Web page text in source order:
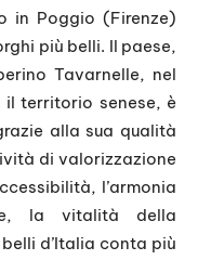
in Poggio (Firenze)
più belli. Il paese,
Tavarnelle, nel
territorio senese, è
alla sua qualità
di valorizzazione
l’armonia
la vitalità della
d’Italia conta più